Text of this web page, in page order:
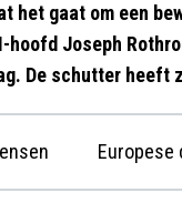
het gaat om een
hoofd Joseph
De schutter
Europese